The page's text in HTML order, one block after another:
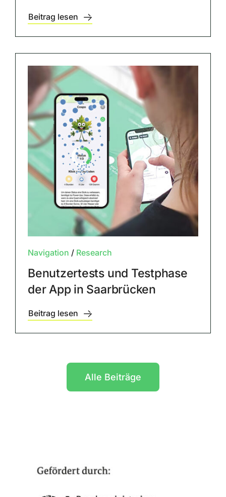
Beitrag lesen
Navigation / Research
Benutzertests und Testphase
der App in Saarbrücken
Beitrag lesen
Alle Beiträge